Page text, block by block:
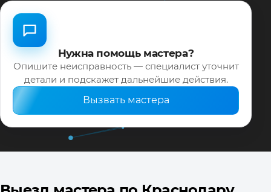
Нужна помощь мастера?
Опишите неисправность — специалист уточнит
детали и подскажет дальнейшие действия.
Вызвать мастера